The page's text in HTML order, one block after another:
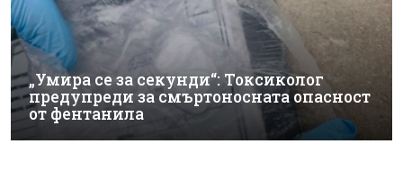
„Умира се за секунди“: Токсиколог
предупреди за смъртоносната опасност
от фентанила